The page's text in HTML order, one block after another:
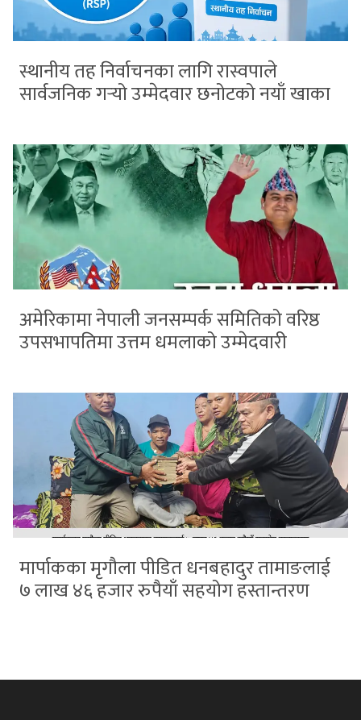
स्थानीय तह निर्वाचनका लागि रास्वपाले
सार्वजनिक गर्‍यो उम्मेदवार छनोटको नयाँ खाका
अमेरिकामा नेपाली जनसम्पर्क समितिको वरिष्ठ
उपसभापतिमा उत्तम धमलाको उम्मेदवारी
मार्पाकका मृगौला पीडित धनबहादुर तामाङलाई
७ लाख ४६ हजार रुपैयाँ सहयोग हस्तान्तरण